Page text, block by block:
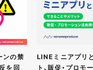
ンの禁
を回
LINEミニアプリ
ト、販促・プロ